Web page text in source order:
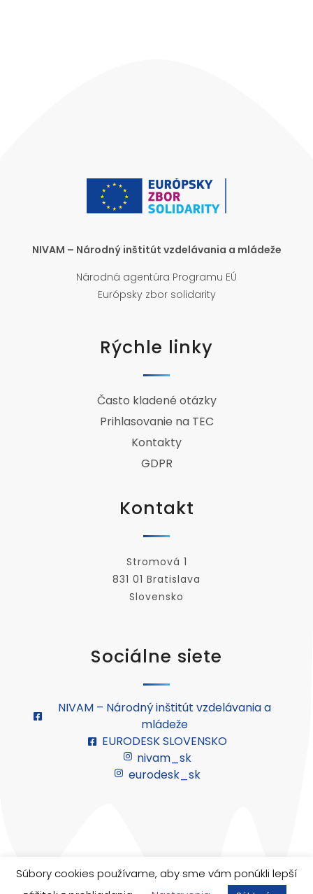
NIVAM – Národný inštitút vzdelávania a mládeže
Národná agentúra Programu EÚ
Európsky zbor solidarity
Rýchle linky
Často kladené otázky
Prihlasovanie na TEC
Kontakty
GDPR
Kontakt
Stromová 1
831 01 Bratislava
Slovensko
Sociálne siete
NIVAM – Národný inštitút vzdelávania a
mládeže
EURODESK SLOVENSKO
nivam_sk
eurodesk_sk
© 2026 Európsky zbor solidarity. Všetky práva
vyhradené.
Súbory cookies používame, aby sme vám ponúkli lepší